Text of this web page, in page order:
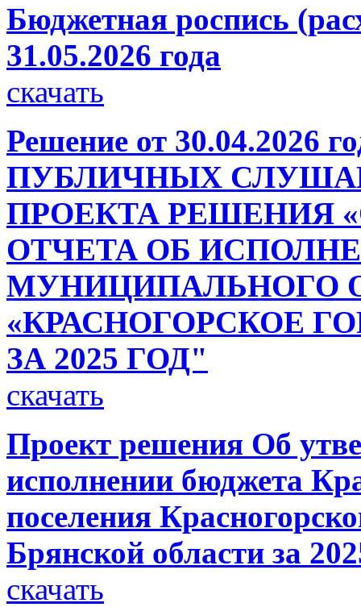
Бюджетная роспись
31.05.2026 года
скачать
Решение от
ПУБЛИЧНЫХ
ПРОЕКТА РЕШЕНИЯ
ОТЧЕТА ОБ
МУНИЦИПАЛЬНОГО
«КРАСНОГОРСКОЕ
ЗА 2025 ГОД"
скачать
Проект решения Об
исполнении бюджета
поселения
Брянской области за
скачать